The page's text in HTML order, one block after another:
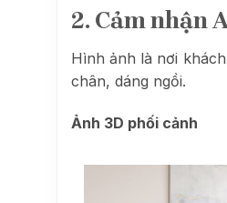
2. Cảm nhận
Hình ảnh là nơi
chân, dáng ngồi.
Ảnh 3D phối cảnh